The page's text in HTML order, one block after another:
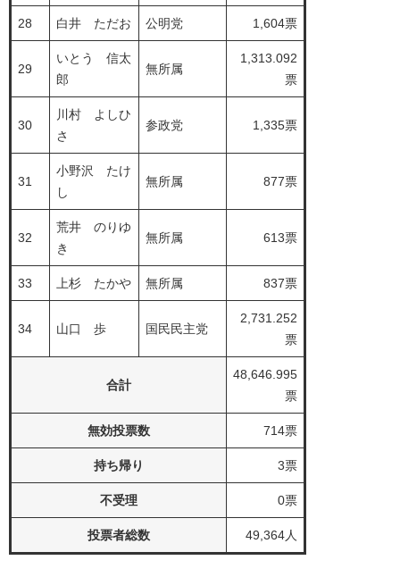
28 白井 ただお 公明党 1,604票
29
いとう 信太
郎
無所属
1,313.092
票
30
川村 よしひ
さ
参政党 1,335票
31
小野沢 たけ
し
無所属 877票
32
荒井 のりゆ
き
無所属 613票
33 上杉 たかや 無所属 837票
34 山口 歩 国民民主党
2,731.252
票
合計
48,646.995
票
無効投票数 714票
持ち帰り 3票
不受理 0票
投票者総数 49,364人